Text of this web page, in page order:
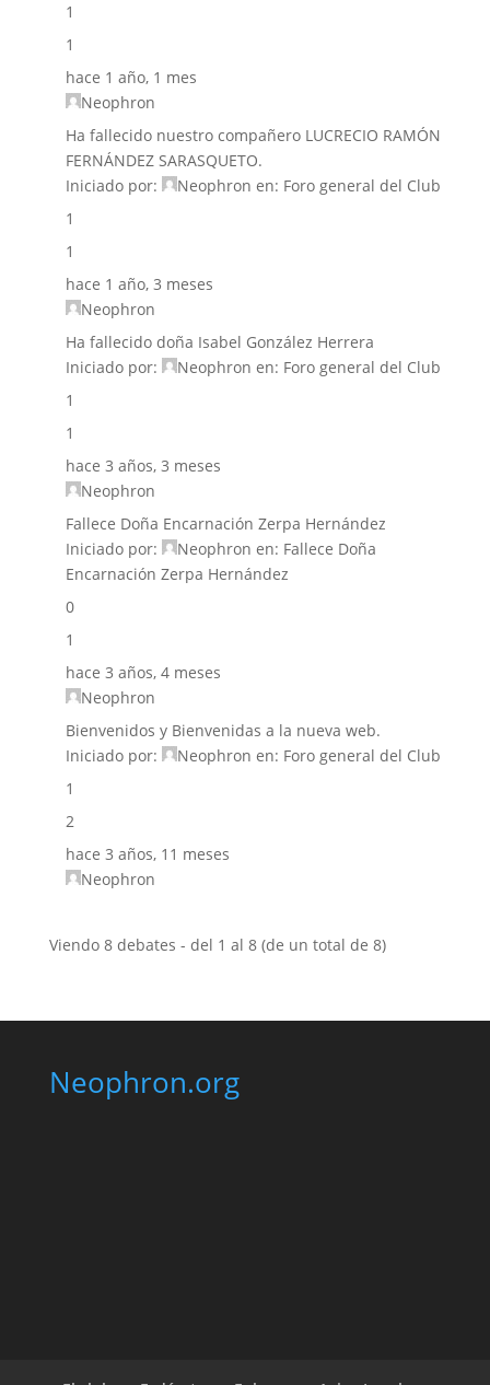
1
1
hace 1 año, 1 mes
Neophron
Ha fallecido nuestro compañero LUCRECIO RAMÓN
FERNÁNDEZ SARASQUETO.
Iniciado por:
Neophron en: Foro general del Club
1
1
hace 1 año, 3 meses
Neophron
Ha fallecido doña Isabel González Herrera
Iniciado por:
Neophron en: Foro general del Club
1
1
hace 3 años, 3 meses
Neophron
Fallece Doña Encarnación Zerpa Hernández
Iniciado por:
Neophron en: Fallece Doña
Encarnación Zerpa Hernández
0
1
hace 3 años, 4 meses
Neophron
Bienvenidos y Bienvenidas a la nueva web.
Iniciado por:
Neophron en: Foro general del Club
1
2
hace 3 años, 11 meses
Neophron
Viendo 8 debates - del 1 al 8 (de un total de 8)
Neophron.org